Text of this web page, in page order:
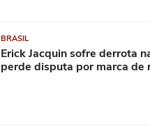
BRASIL
Erick Jacquin sofre derrota
perde disputa por marca de